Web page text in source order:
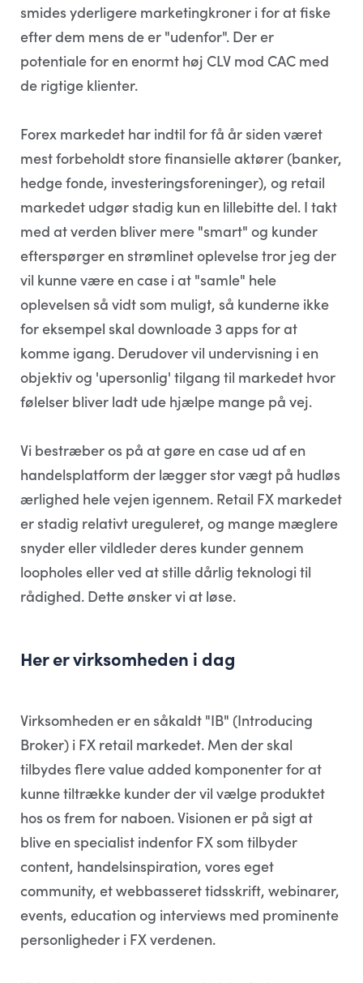
smides yderligere marketingkroner i for at fiske
efter dem mens de er "udenfor". Der er
potentiale for en enormt høj CLV mod CAC med
de rigtige klienter.
Forex markedet har indtil for få år siden været
mest forbeholdt store finansielle aktører (banker,
hedge fonde, investeringsforeninger), og retail
markedet udgør stadig kun en lillebitte del. I takt
med at verden bliver mere "smart" og kunder
efterspørger en strømlinet oplevelse tror jeg der
vil kunne være en case i at "samle" hele
oplevelsen så vidt som muligt, så kunderne ikke
for eksempel skal downloade 3 apps for at
komme igang. Derudover vil undervisning i en
objektiv og 'upersonlig' tilgang til markedet hvor
følelser bliver ladt ude hjælpe mange på vej.
Vi bestræber os på at gøre en case ud af en
handelsplatform der lægger stor vægt på hudløs
ærlighed hele vejen igennem. Retail FX markedet
er stadig relativt ureguleret, og mange mæglere
snyder eller vildleder deres kunder gennem
loopholes eller ved at stille dårlig teknologi til
rådighed. Dette ønsker vi at løse.
Her er virksomheden i dag
Virksomheden er en såkaldt "IB" (Introducing
Broker) i FX retail markedet. Men der skal
tilbydes flere value added komponenter for at
kunne tiltrække kunder der vil vælge produktet
hos os frem for naboen. Visionen er på sigt at
blive en specialist indenfor FX som tilbyder
content, handelsinspiration, vores eget
community, et webbasseret tidsskrift, webinarer,
events, education og interviews med prominente
personligheder i FX verdenen.